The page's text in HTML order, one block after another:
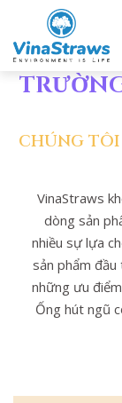
HÃY
CHÚNG
VinaStraws
dòng sản
nhiều sự lựa
sản phẩm
những ưu
Ống hút ngũ